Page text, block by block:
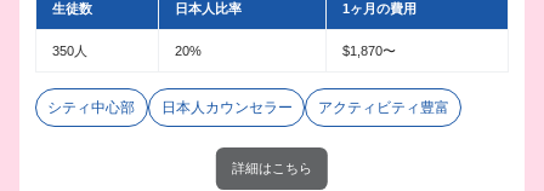
生徒数 日本人比率 1ヶ月の費用
350人 20% $1,870〜
シティ中心部 日本人カウンセラー アクティビティ豊富
詳細はこちら